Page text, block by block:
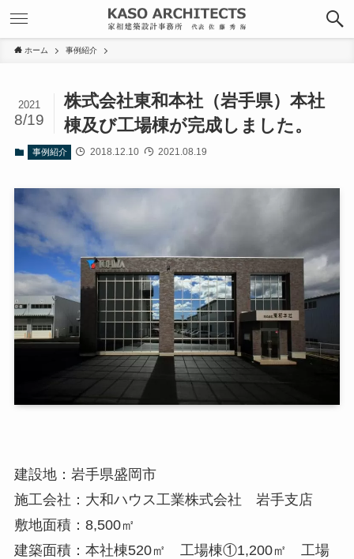
ホーム 事例紹介
株式会社東和本社（岩手県）本社
棟及び工場棟が完成しました。
2021
8/19
事例紹介 2018.12.10 2021.08.19
建設地：岩手県盛岡市
施工会社：大和ハウス工業株式会社 岩手支店
敷地面積：8,500㎡
建築面積：本社棟520㎡ 工場棟①1,200㎡ 工場